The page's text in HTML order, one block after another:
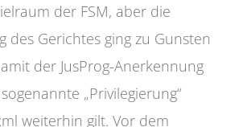
der FSM, aber die
des Gerichtes ging zu Gunsten
der JusProg-Anerkennung
„Privilegierung“
weiterhin gilt. Vor dem